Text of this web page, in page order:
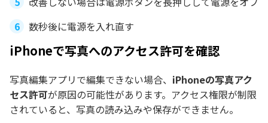
数秒後に電源を入れ直す
iPhoneで写真へのアクセス許可を確認
写真編集アプリで編集できない場合、 iPhoneの写真アク
セス許可が原因の可能性があります。アクセス権限が制限
されていると、写真の読み込みや保存ができません。